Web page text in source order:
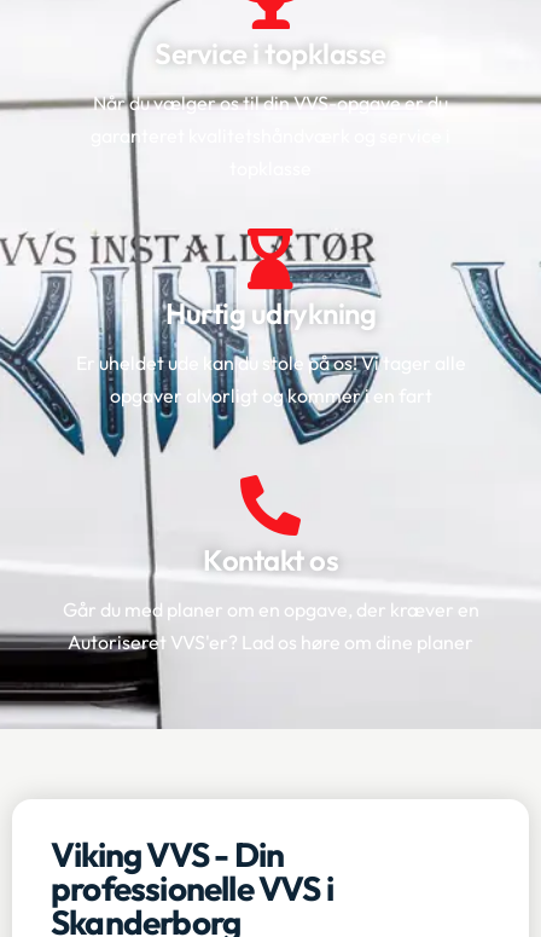
Service i topklasse
Når du vælger os til din VVS-opgave er du
garanteret kvalitetshåndværk og service i
Hurtig udrykning
Er uheldet ude kan du stole på os! Vi tager alle
opgaver alvorligt og kommer i en fart
Kontakt os
Går du med planer om en opgave, der kræver en
Autoriseret VVS'er? Lad os høre om dine planer
Viking VVS - Din
professionelle VVS i
Skanderborg